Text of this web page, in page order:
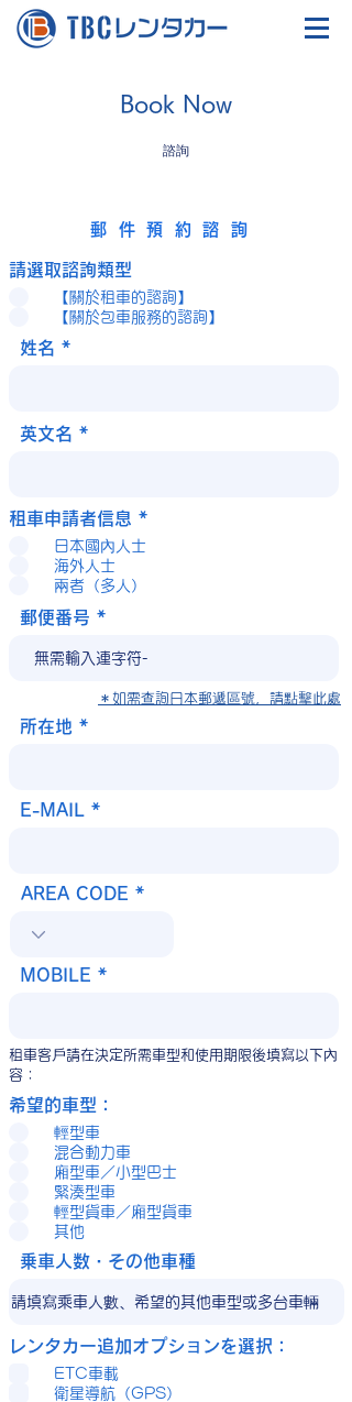
Book Now
諮詢
郵件預約諮詢
請選取諮詢類型
【關於租車的諮詢】
【關於包車服務的諮詢】
姓名
英文名
租車申請者信息 *
日本國內人士
海外人士
兩者（多人）
郵便番号
＊如需查詢日本郵遞區號，請點擊此處
所在地
E-MAIL
AREA CODE
MOBILE
租車客戶請在決定所需車型和使用期限後填寫以下內
容：
希望的車型：
輕型車
混合動力車
廂型車／小型巴士
緊湊型車
輕型貨車／廂型貨車
其他
乗車人数・その他車種
レンタカー追加オプションを選択：
ETC車載
衛星導航（GPS）